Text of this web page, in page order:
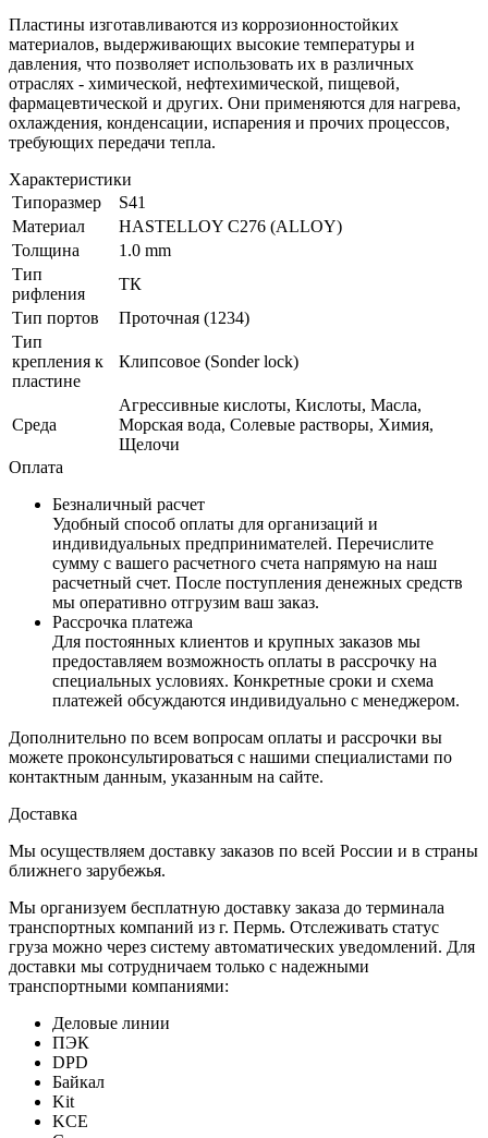
Пластины изготавливаются из коррозионностойких
материалов, выдерживающих высокие температуры и
давления, что позволяет использовать их в различных
отраслях - химической, нефтехимической, пищевой,
фармацевтической и других. Они применяются для нагрева,
охлаждения, конденсации, испарения и прочих процессов,
требующих передачи тепла.
Характеристики
Типоразмер
S41
Материал
HASTELLOY C276 (ALLOY)
Толщина
1.0 mm
Тип
рифления
ТК
Тип портов
Проточная (1234)
Тип
крепления к
пластине
Клипсовое (Sonder lock)
Среда
Агрессивные кислоты, Кислоты, Масла,
Морская вода, Солевые растворы, Химия,
Щелочи
Оплата
Безналичный расчет
Удобный способ оплаты для организаций и
индивидуальных предпринимателей. Перечислите
сумму с вашего расчетного счета напрямую на наш
расчетный счет. После поступления денежных средств
мы оперативно отгрузим ваш заказ.
Рассрочка платежа
Для постоянных клиентов и крупных заказов мы
предоставляем возможность оплаты в рассрочку на
специальных условиях. Конкретные сроки и схема
платежей обсуждаются индивидуально с менеджером.
Дополнительно по всем вопросам оплаты и рассрочки вы
можете проконсультироваться с нашими специалистами по
контактным данным, указанным на сайте.
Доставка
Мы осуществляем доставку заказов по всей России и в страны
ближнего зарубежья.
Мы организуем бесплатную доставку заказа до терминала
транспортных компаний из г. Пермь. Отслеживать статус
груза можно через систему автоматических уведомлений. Для
доставки мы сотрудничаем только с надежными
транспортными компаниями:
Деловые линии
ПЭК
DPD
Байкал
Kit
KCE